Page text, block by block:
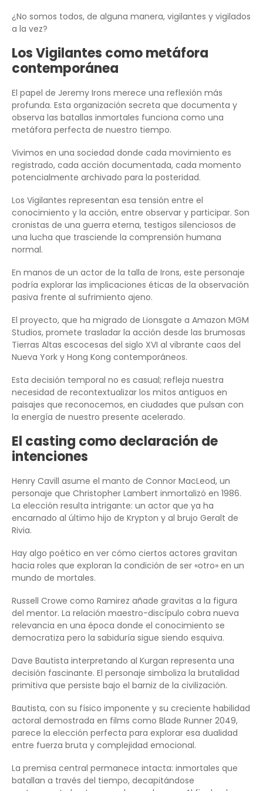
¿No somos todos, de alguna manera, vigilantes y vigilados
a la vez?
Los Vigilantes como metáfora
contemporánea
El papel de Jeremy Irons merece una reflexión más
profunda. Esta organización secreta que documenta y
observa las batallas inmortales funciona como una
metáfora perfecta de nuestro tiempo.
Vivimos en una sociedad donde cada movimiento es
registrado, cada acción documentada, cada momento
potencialmente archivado para la posteridad.
Los Vigilantes representan esa tensión entre el
conocimiento y la acción, entre observar y participar. Son
cronistas de una guerra eterna, testigos silenciosos de
una lucha que trasciende la comprensión humana
normal.
En manos de un actor de la talla de Irons, este personaje
podría explorar las implicaciones éticas de la observación
pasiva frente al sufrimiento ajeno.
El proyecto, que ha migrado de Lionsgate a Amazon MGM
Studios, promete trasladar la acción desde las brumosas
Tierras Altas escocesas del siglo XVI al vibrante caos del
Nueva York y Hong Kong contemporáneos.
Esta decisión temporal no es casual; refleja nuestra
necesidad de recontextualizar los mitos antiguos en
paisajes que reconocemos, en ciudades que pulsan con
la energía de nuestro presente acelerado.
El casting como declaración de
intenciones
Henry Cavill asume el manto de Connor MacLeod, un
personaje que Christopher Lambert inmortalizó en 1986.
La elección resulta intrigante: un actor que ya ha
encarnado al último hijo de Krypton y al brujo Geralt de
Rivia.
Hay algo poético en ver cómo ciertos actores gravitan
hacia roles que exploran la condición de ser «otro» en un
mundo de mortales.
Russell Crowe como Ramirez añade gravitas a la figura
del mentor. La relación maestro-discípulo cobra nueva
relevancia en una época donde el conocimiento se
democratiza pero la sabiduría sigue siendo esquiva.
Dave Bautista interpretando al Kurgan representa una
decisión fascinante. El personaje simboliza la brutalidad
primitiva que persiste bajo el barniz de la civilización.
Bautista, con su físico imponente y su creciente habilidad
actoral demostrada en films como Blade Runner 2049,
parece la elección perfecta para explorar esa dualidad
entre fuerza bruta y complejidad emocional.
La premisa central permanece intacta: inmortales que
batallan a través del tiempo, decapitándose